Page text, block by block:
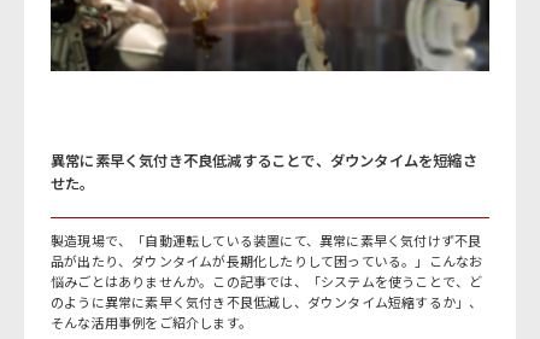
異常に素早く気付き不良低減することで、ダウンタイムを短縮さ
せた。
製造現場で、「自動運転している装置にて、異常に素早く気付けず不良
品が出たり、ダウンタイムが長期化したりして困っている。」こんなお
悩みごとはありませんか。 この記事では、「システムを使うことで、ど
のように異常に素早く気付き不良低減し、ダウンタイム短縮するか」、
そんな活用事例をご紹介します。